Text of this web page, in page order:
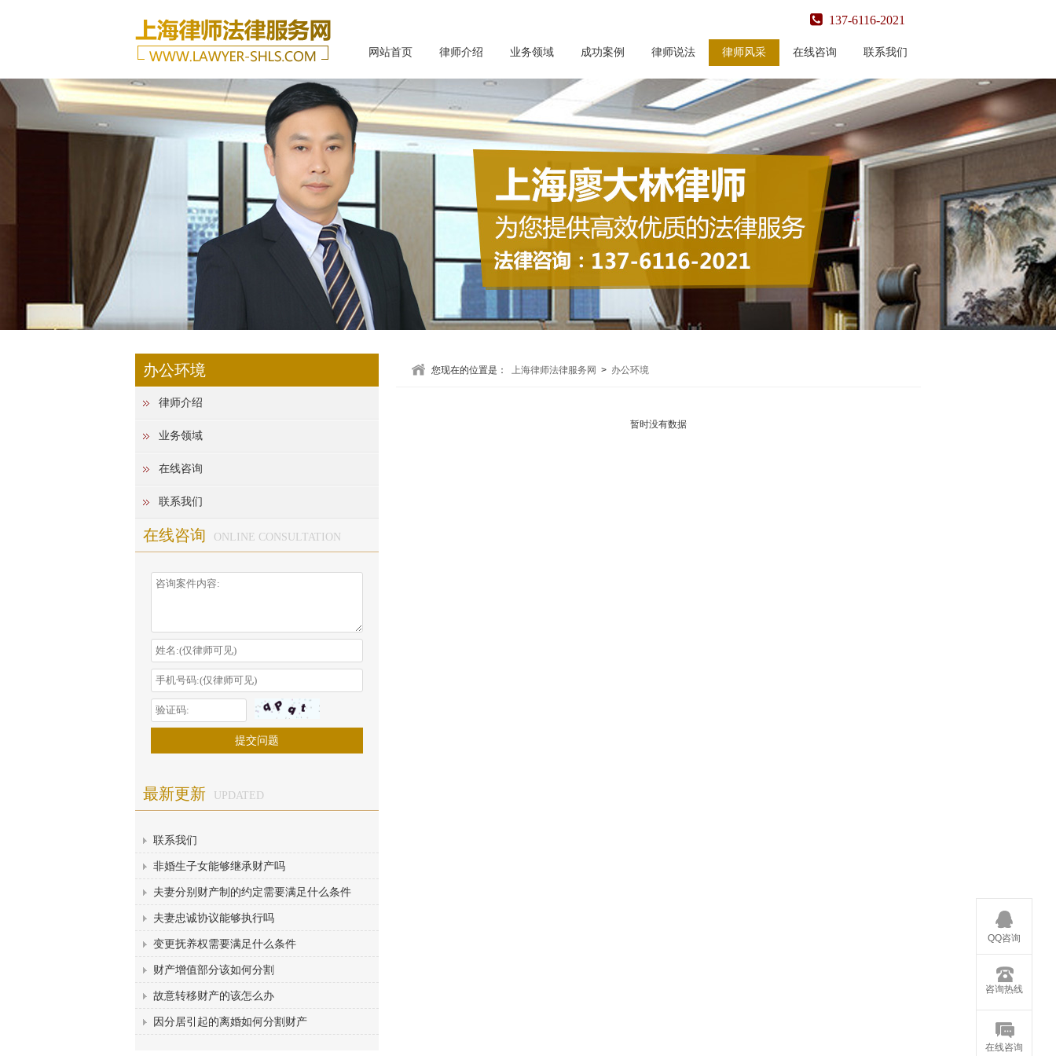
137-6116-2021
网站首页 律师介绍 业务领域 成功案例 律师说法 律师风采 在线咨询 联系我们
办公环境
律师介绍
业务领域
在线咨询
联系我们
在线咨询 ONLINE CONSULTATION
最新更新 UPDATED
联系我们
非婚生子女能够继承财产吗
夫妻分别财产制的约定需要满足什么条件
夫妻忠诚协议能够执行吗
变更抚养权需要满足什么条件
财产增值部分该如何分割
故意转移财产的该怎么办
因分居引起的离婚如何分割财产
您现在的位置是： 上海律师法律服务网 > 办公环境
暂时没有数据
QQ咨询
咨询热线
在线咨询